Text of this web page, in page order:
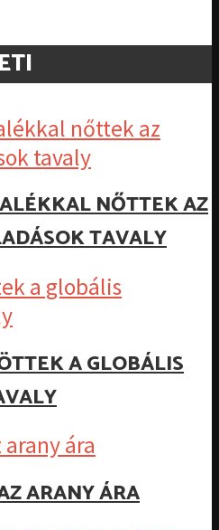
NŐTTEK AZ
TAVALY
A GLOBÁLIS
ARANY ÁRA